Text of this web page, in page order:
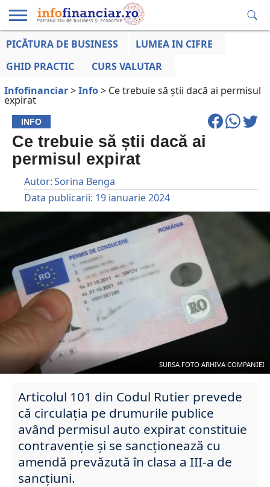
EDUCAȚIE
LA ZI
AFACERILOR
PICĂTURA DE BUSINESS
LUMEA IN CIFRE
GHID PRACTIC
CURS VALUTAR
Infofinanciar>Info> Ce trebuie să știi dacă ai permisul
expirat
INFO
Ce trebuie să știi dacă ai
permisul expirat
Autor:Sorina Benga
Data publicarii: 19 ianuarie 2024
SURSA FOTO ARHIVA COMPANIEI
Articolul 101 din Codul Rutier prevede
că circulația pe drumurile publice
având permisul auto expirat constituie
contravenție și se sancționează cu
amendă prevăzută în clasa a III-a de
sancțiuni.